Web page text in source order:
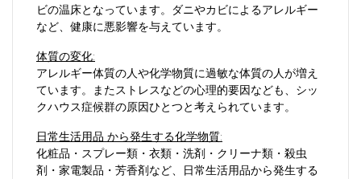
ビの温床となっています。ダニやカビによるアレルギー
など、健康に悪影響を与えています。
体質の変化:
アレルギー体質の人や化学物質に過敏な体質の人が増え
ています。またストレスなどの心理的要因なども、シッ
クハウス症候群の原因ひとつと考えられています。
日常生活用品 から発生する化学物質:
化粧品・スプレー類・衣類・洗剤・クリーナ類・殺虫
剤・家電製品・芳香剤など、日常生活用品から発生する